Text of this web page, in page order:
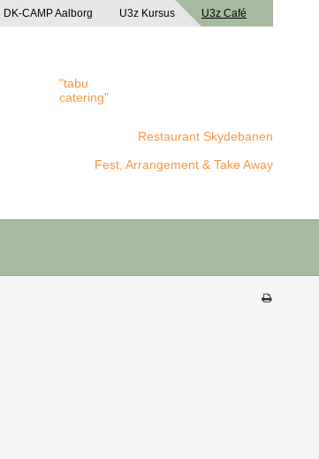
DK-CAMP Aalborg U3z Kursus U3z Café
Restaurant Skydebanen
"tabu
catering"
Fest, Arrangement & Take Away